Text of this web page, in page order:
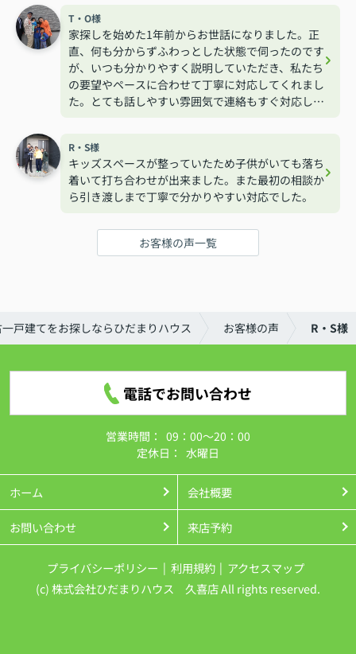
T・O様
家探しを始めた1年前からお世話になりました。正
直、何も分からずふわっとした状態で伺ったのです
が、いつも分かりやすく説明していただき、私たち
の要望やペースに合わせて丁寧に対応してくれまし
た。とても話しやすい雰囲気で連絡もすぐ対応して
R・S様
キッズスペースが整っていたため子供がいても落ち
着いて打ち合わせが出来ました。また最初の相談か
ら引き渡しまで丁寧で分かりやすい対応でした。
お客様の声一覧
戸建てをお探しならひだまりハウス お客様の声 R・S様
電話でお問い合わせ
営業時間： 09：00～20：00
定休日： 水曜日
ホーム 会社概要
お問い合わせ 来店予約
プライバシーポリシー 利用規約
アクセスマップ
(c) 株式会社ひだまりハウス 久喜店 All rights reserved.